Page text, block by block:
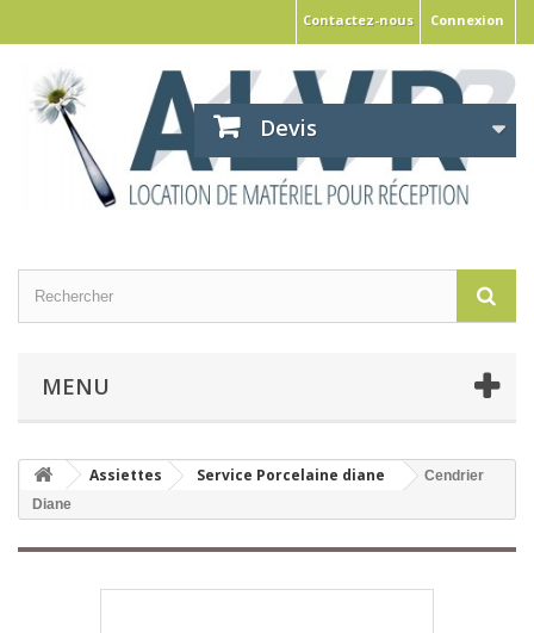
Connexion
Contactez-nous
Devis
MENU
Assiettes Service Porcelaine diane
Cendrier
Diane